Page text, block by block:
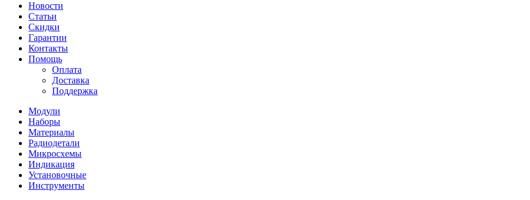
Новости
Статьи
Скидки
Гарантии
Контакты
Помощь
Оплата
Доставка
Поддержка
Модули
Наборы
Материалы
Радиодетали
Микросхемы
Индикация
Установочные
Инструменты